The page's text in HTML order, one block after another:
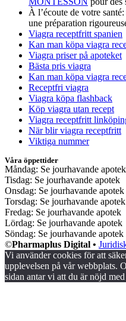
À l’écoute de votre santé:
une préparation
Viagra receptfritt spanien
Kan man köpa viagra
Viagra priser på apoteket
Bästa pris viagra
Kan man köpa viagra
Receptfri viagra
Viagra köpa flashback
Köp viagra utan recept
Viagra receptfritt
När blir viagra receptfritt
Viktiga nummer
Våra öppettider
Måndag: Se jourhavande apotek
Tisdag: Se jourhavande apotek
Onsdag: Se jourhavande apotek
Torsdag: Se jourhavande apotek
Fredag: Se jourhavande apotek
Lördag: Se jourhavande apotek
Söndag: Se jourhavande apotek
©Pharmaplus Digital •
Vi använder cookies för att
upplevelsen på vår webbplats.
sidan antar vi att du är nöjd med